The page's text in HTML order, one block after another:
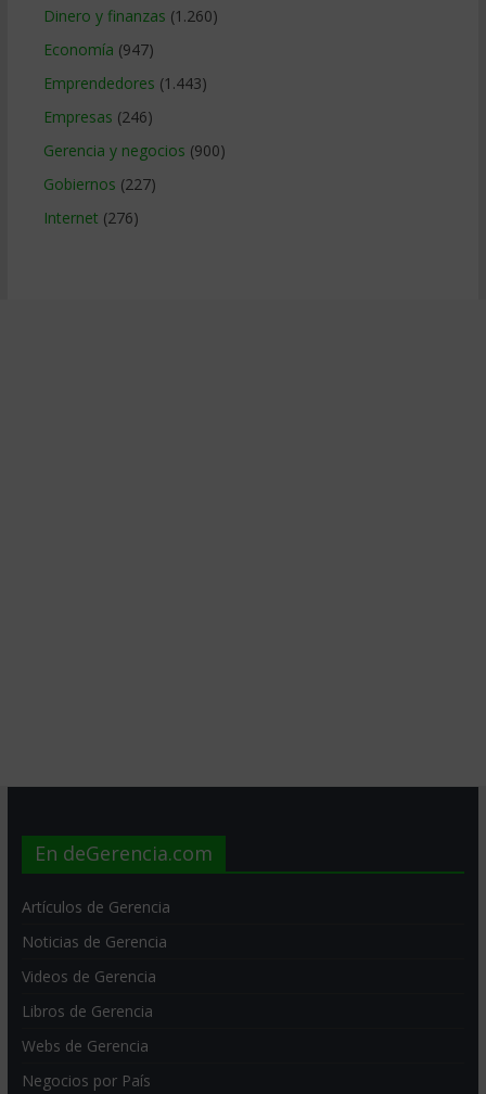
Dinero y finanzas (1.260)
Economía (947)
Emprendedores (1.443)
Empresas (246)
Gerencia y negocios (900)
Gobiernos (227)
Internet (276)
En deGerencia.com
Artículos de Gerencia
Noticias de Gerencia
Videos de Gerencia
Libros de Gerencia
Webs de Gerencia
Negocios por País